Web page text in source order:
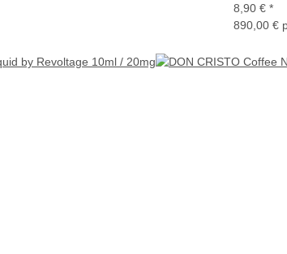
8,90 € *
890,00 €